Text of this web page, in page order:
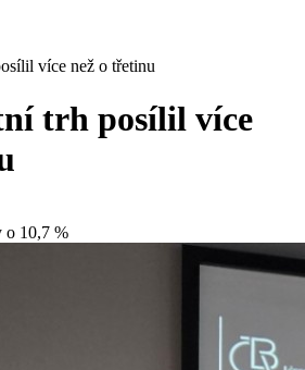
více než o třetinu
trh posílil více
o 10,7 %